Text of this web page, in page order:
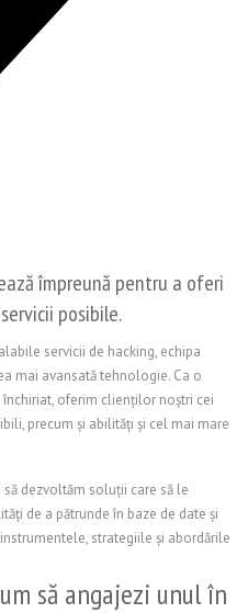
împreună pentru a oferi
posibile.
servicii de hacking, echipa
mai avansată tehnologie. Ca o
oferim clienților noștri cei
precum și abilități și cel mai mare
dezvoltăm soluții care să le
de a pătrunde în baze de date și
strategiile și abordările
să angajezi unul în